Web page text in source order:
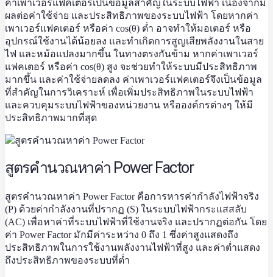
ค่าเพาเวอร์แฟคเตอร์เป็นข้อมูลสำคัญในระบบไฟฟ้า เนื่องจากมี
ผลต่อค่าใช้จ่าย และประสิทธิภาพของระบบไฟฟ้า โดยหากค่า
เพาเวอร์แฟคเตอร์ หรือค่า cos(θ) ต่ำ อาจทำให้มอเตอร์ หรือ
อุปกรณ์ใช้งานได้น้อยลง และทำเกิดการสูญเสียพลังงานในสาย
ไฟ และหม้อแปลงมากขึ้น ในทางตรงกันข้าม หากค่าเพาเวอร์
แฟคเตอร์ หรือค่า cos(θ) สูง จะช่วยทำให้ระบบมีประสิทธิภาพ
มากขึ้น และค่าใช้จ่ายลดลง ค่าเพาเวอร์แฟคเตอร์จึงเป็นข้อมูล
ที่สำคัญในการวิเคราะห์ เพื่อเพิ่มประสิทธิภาพในระบบไฟฟ้า
และควบคุมระบบไฟฟ้าของหน่วยงาน หรือองค์กรต่างๆ ให้มี
ประสิทธิภาพมากที่สุด
สูตรคำนวณหาค่า Power Factor
สูตรคำนวณหาค่า Power Factor คือการหารค่ากำลังไฟฟ้าจริง
(P) ด้วยค่ากำลังงานที่ปรากฏ (S) ในระบบไฟฟ้ากระแสสลับ
(AC) เพื่อหาค่าที่ระบบไฟฟ้าที่ใช้งานจริง และปรากฏต่อกัน โดย
ค่า Power Factor มักมีค่าระหว่าง 0 ถึง 1 ซึ่งค่าสูงแสดงถึง
ประสิทธิภาพในการใช้งานพลังงานไฟฟ้าที่สูง และค่าต่ำแสดง
ถึงประสิทธิภาพของระบบที่ต่ำ